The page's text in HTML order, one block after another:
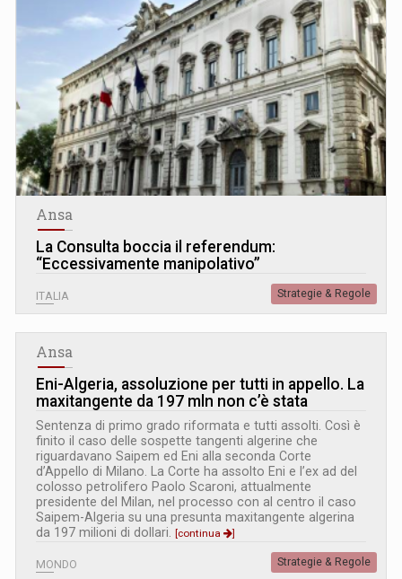
Ansa
La Consulta boccia il referendum:
“Eccessivamente manipolativo”
ITALIA Strategie & Regole
Ansa
Eni-Algeria, assoluzione per tutti in appello. La
maxitangente da 197 mln non c’è stata
Sentenza di primo grado riformata e tutti assolti. Così è
finito il caso delle sospette tangenti algerine che
riguardavano Saipem ed Eni alla seconda Corte
d’Appello di Milano. La Corte ha assolto Eni e l’ex ad del
colosso petrolifero Paolo Scaroni, attualmente
presidente del Milan, nel processo con al centro il caso
Saipem-Algeria su una presunta maxitangente algerina
da 197 milioni di dollari.
[continua ]
MONDO Strategie & Regole